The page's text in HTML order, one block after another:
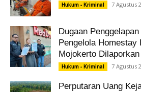
Hukum - Kriminal 7 Agustus
Dugaan
Pengelola Homestay
Mojokerto Dilaporkan
Hukum - Kriminal 7 Agustus
Perputaran Uang